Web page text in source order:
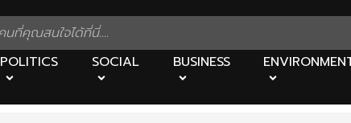
POLITICS SOCIAL BUSINESS